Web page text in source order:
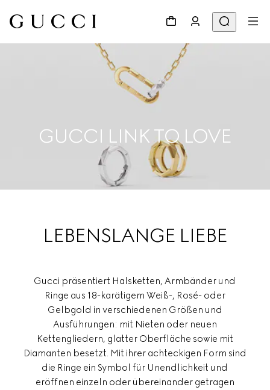
GUCCI LINK TO LOVE
LEBENSLANGE LIEBE
Gucci präsentiert Halsketten, Armbänder und
Ringe aus 18-karätigem Weiß-, Rosé- oder
Gelbgold in verschiedenen Größen und
Ausführungen: mit Nieten oder neuen
Kettengliedern, glatter Oberfläche sowie mit
Diamanten besetzt. Mit ihrer achteckigen Form sind
die Ringe ein Symbol für Unendlichkeit und
eröffnen einzeln oder übereinander getragen